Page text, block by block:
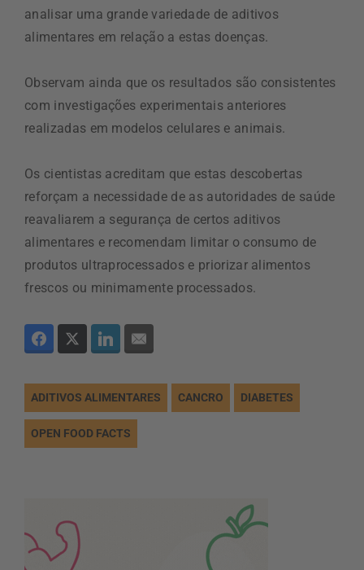
analisar uma grande variedade de aditivos
alimentares em relação a estas doenças.
Observam ainda que os resultados são consistentes
com investigações experimentais anteriores
realizadas em modelos celulares e animais.
Os cientistas acreditam que estas descobertas
reforçam a necessidade de as autoridades de saúde
reavaliarem a segurança de certos aditivos
alimentares e recomendam limitar o consumo de
produtos ultraprocessados e priorizar alimentos
frescos ou minimamente processados.
ADITIVOS ALIMENTARES CANCRO DIABETES
OPEN FOOD FACTS